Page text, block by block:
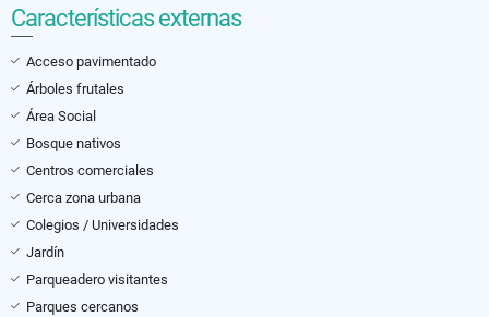
Características externas
Acceso pavimentado
Árboles frutales
Área Social
Bosque nativos
Centros comerciales
Cerca zona urbana
Colegios / Universidades
Jardín
Parqueadero visitantes
Parques cercanos